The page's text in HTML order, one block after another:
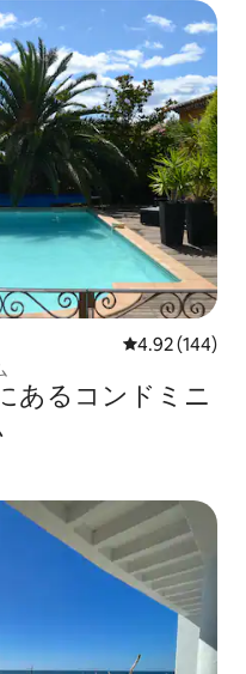
レビュー144
4.92 (144)
あるコンドミニ